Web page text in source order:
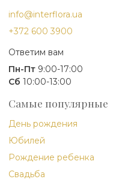
info@interflora.ua
+372 600 3900
Ответим вам
Пн-Пт 9:00-17:00
Сб 10:00-13:00
Самые популярные
День рождения
Юбилей
Рождение ребенка
Свадьба